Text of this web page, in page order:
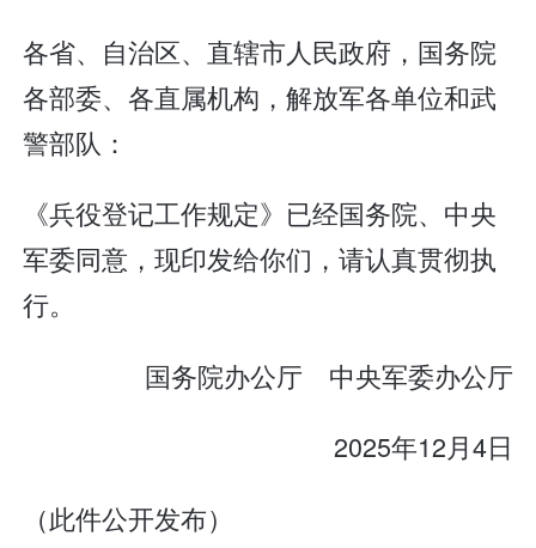
各省、自治区、直辖市人民政府，国务院
各部委、各直属机构，解放军各单位和武
警部队：
《兵役登记工作规定》已经国务院、中央
军委同意，现印发给你们，请认真贯彻执
行。
国务院办公厅 中央军委办公厅
2025年12月4日
（此件公开发布）